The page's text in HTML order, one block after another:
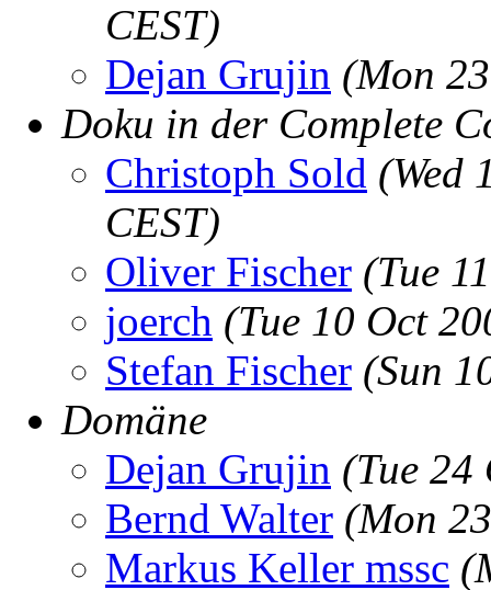
CEST)
Dejan Grujin (Mon
Doku in der Complete
Christoph Sold (Wed
CEST)
Oliver Fischer (Tue
joerch (Tue 10 Oct
Stefan Fischer (Sun
Domäne
Dejan Grujin (Tue 24
Bernd Walter (Mon
Markus Keller mssc